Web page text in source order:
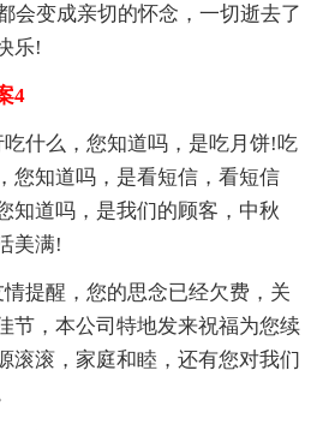
会变成亲切的怀念，一切逝去了
乐!
4
什么，您知道吗，是吃月饼!吃
您知道吗，是看短信，看短信
知道吗，是我们的顾客，中秋
美满!
提醒，您的思念已经欠费，关
节，本公司特地发来祝福为您续
滚滚，家庭和睦，还有您对我们